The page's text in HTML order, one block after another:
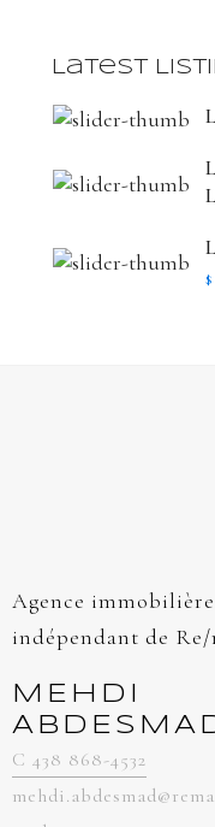
Latest
$
Agence
indépendant de Re/
MEHDI
C 438 868-4532